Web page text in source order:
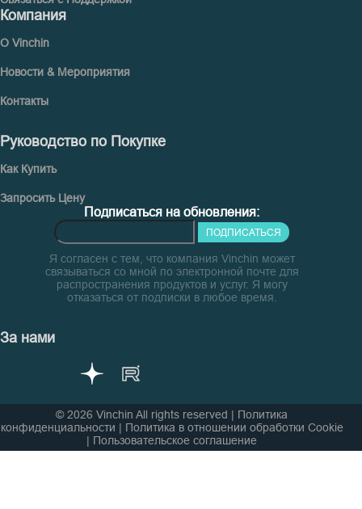
Компания
О Vinchin
Новости & Мероприятия
Контакты
Руководство по Покупке
Как Купить
Запросить Цену
Подписаться на обновления:
ПОДПИСАТЬСЯ
Я согласен с тем, что компания Vinchin может
связываться со мной по электронной почте для
распространения продуктов и услуг. Я могу
отказаться от подписки в любое время.
За нами
© 2026 Vinchin All rights reserved | Политика
конфиденциальности | Политика в отношении обработки Cookie
| Пользовательское соглашение